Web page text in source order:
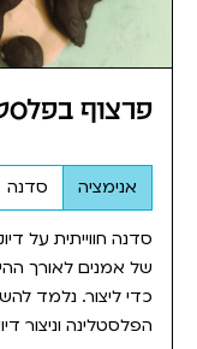
פרצוף
אנימציה סדנה
סדנה חווייתית על
של אמנים לאורך
כדי ליצור. נלמד
הפלסטלינה וניצור